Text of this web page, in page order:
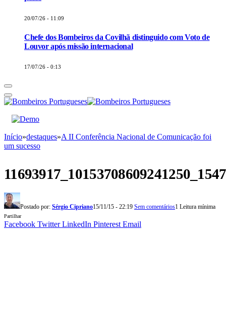
20/07/26 - 11:09
Chefe dos Bombeiros da Covilhã distinguido com Voto de
Louvor após missão internacional
17/07/26 - 0:13
Início»destaques»A II Conferência Nacional de Comunicação foi
um sucesso
Postado por: Sérgio Cipriano15/11/15 - 22:19 Sem comentários1 Leitura mínima
Partilhar
Facebook Twitter LinkedIn Pinterest Email